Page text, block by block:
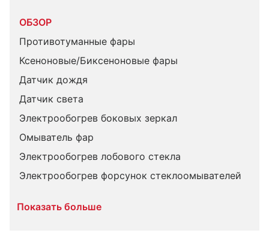
ОБЗОР
Противотуманные фары
Ксеноновые/Биксеноновые фары
Датчик дождя
Датчик света
Электрообогрев боковых зеркал
Омыватель фар
Электрообогрев лобового стекла
Электрообогрев форсунок стеклоомывателей
Показать больше